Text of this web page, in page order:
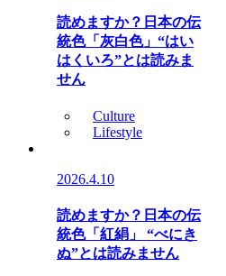
読めますか？日本の伝
統色「灰白色」“はい
はくいろ”とは読みま
せん
Culture
Lifestyle
2026.4.10
読めますか？日本の伝
統色「紅絹」 “べにき
ぬ”とは読みません